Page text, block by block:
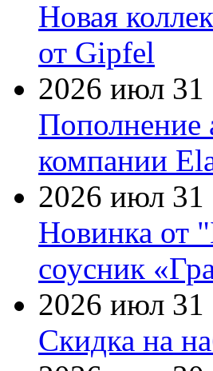
Новая
от Gipfel
2026 июл 31
Пополнение
компании
2026 июл 31
Новинка от
соусник
2026 июл 31
Скидка на